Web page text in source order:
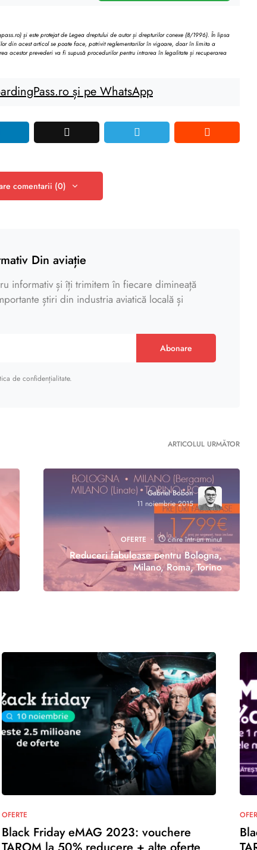
și este protejat de Legea dreptului de autor și drepturilor conexe (8/1996). În lipsa
din acest articol se poate face, potrivit reglementarilor în vigoare, doar în limita a
acestor prevederi va fi supusă procedurilor pentru intrarea în legalitate și recuperarea
și pe WhatsApp
comentarii (0)
Din aviație
informativ și îți trimitem în fiecare dimineață
știri din industria aviatică locală și
Abonare
de confidențialitate.
ARTICOLUL URMĂTOR
Gabriel Bobon
11 noiembrie 2015
OFERTE citire într-un minut
Reduceri fabuloase pentru Bologna,
Milano, Roma, Torino
OFERTE
Black Friday eMAG 2023: vouchere